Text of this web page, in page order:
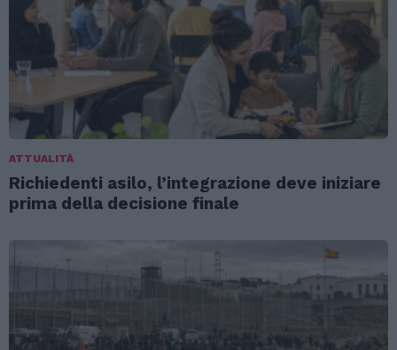
ATTUALITÀ
Richiedenti asilo, l’integrazione deve iniziare
prima della decisione finale